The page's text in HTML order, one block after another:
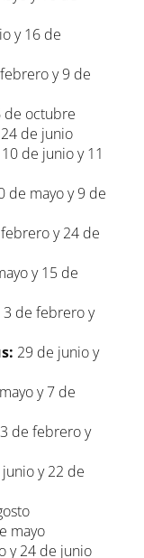
y 16 de
y 9 de
de octubre
de junio
10 de junio y 11
de mayo y 9 de
y 24 de
y 15 de
3 de febrero y
29 de junio y
y 7 de
3 de febrero y
y 22 de
mayo
y 24 de junio